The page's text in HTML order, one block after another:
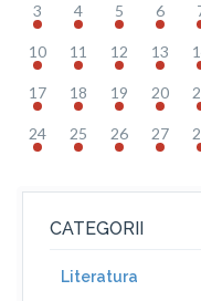
3 4 5 6
10 11 12 13
17 18 19 20
24 25 26 27
CATEGORII
Literatura